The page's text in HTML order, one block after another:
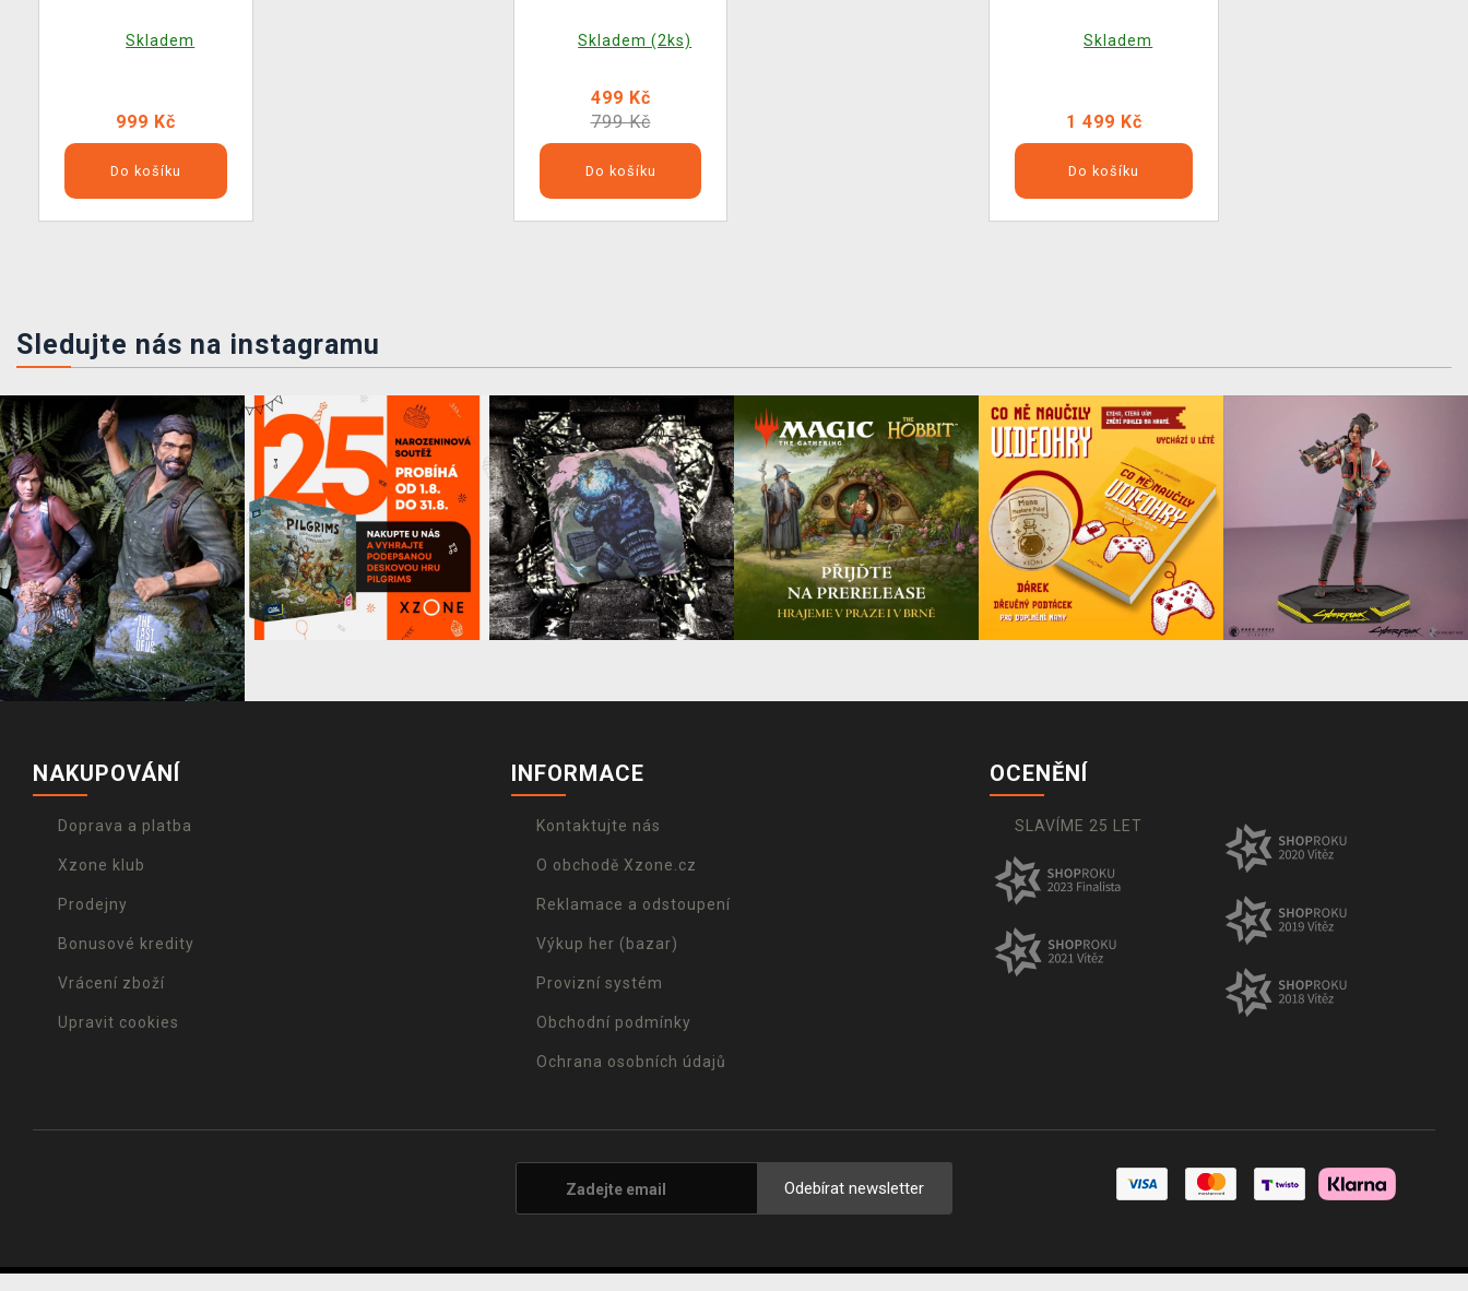
Skladem
999 Kč
Do košíku
Skladem (2ks)
499 Kč
799 Kč
Do košíku
Skladem
1 499 Kč
Do košíku
Sledujte nás na instagramu
NAKUPOVÁNÍ
Doprava a platba
Xzone klub
Prodejny
Bonusové kredity
Vrácení zboží
Upravit cookies
INFORMACE
Kontaktujte nás
O obchodě Xzone.cz
Reklamace a odstoupení
Výkup her (bazar)
Provizní systém
Obchodní podmínky
Ochrana osobních údajů
OCENĚNÍ
SLAVÍME 25 LET
Odebírat newsletter